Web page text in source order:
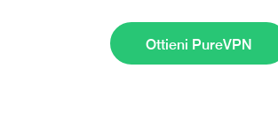
Ottieni PureVPN